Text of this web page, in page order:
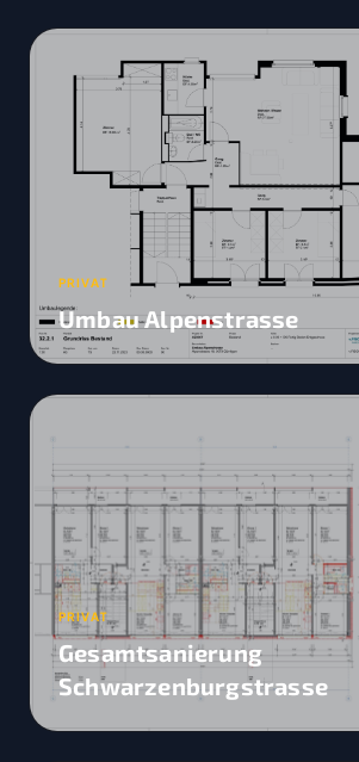
PRIVAT
Umbau Alpenstrasse
PRIVAT
Gesamtsanierung
Schwarzenburgstrasse